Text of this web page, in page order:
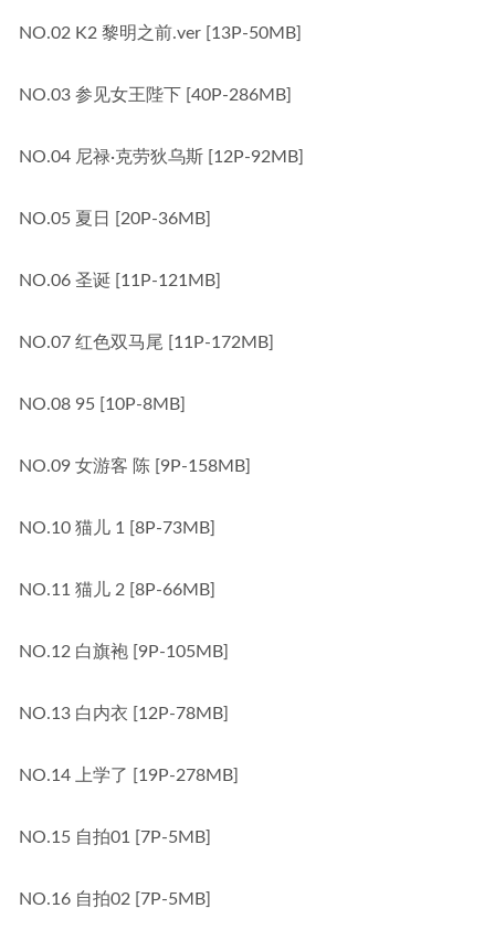
NO.02 K2 黎明之前.ver [13P-50MB]
NO.03 参见女王陛下 [40P-286MB]
NO.04 尼禄·克劳狄乌斯 [12P-92MB]
NO.05 夏日 [20P-36MB]
NO.06 圣诞 [11P-121MB]
NO.07 红色双马尾 [11P-172MB]
NO.08 95 [10P-8MB]
NO.09 女游客 陈 [9P-158MB]
NO.10 猫儿 1 [8P-73MB]
NO.11 猫儿 2 [8P-66MB]
NO.12 白旗袍 [9P-105MB]
NO.13 白内衣 [12P-78MB]
NO.14 上学了 [19P-278MB]
NO.15 自拍01 [7P-5MB]
NO.16 自拍02 [7P-5MB]